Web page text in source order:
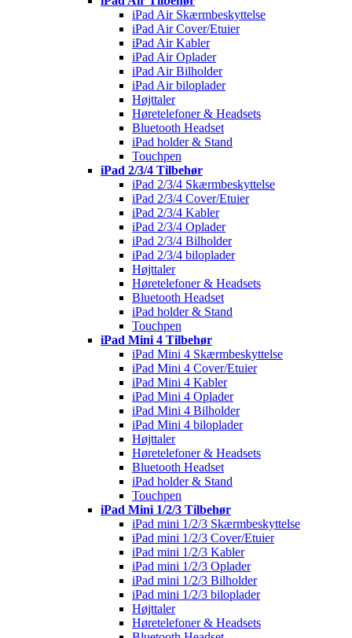
iPad Air Skærmbeskyttelse
iPad Air Cover/Etuier
iPad Air Kabler
iPad Air Oplader
iPad Air Bilholder
iPad Air biloplader
Højttaler
Høretelefoner & Headsets
Bluetooth Headset
iPad holder & Stand
Touchpen
iPad 2/3/4 Tilbehør
iPad 2/3/4 Skærmbeskyttelse
iPad 2/3/4 Cover/Etuier
iPad 2/3/4 Kabler
iPad 2/3/4 Oplader
iPad 2/3/4 Bilholder
iPad 2/3/4 biloplader
Højttaler
Høretelefoner & Headsets
Bluetooth Headset
iPad holder & Stand
Touchpen
iPad Mini 4 Tilbehør
iPad Mini 4 Skærmbeskyttelse
iPad Mini 4 Cover/Etuier
iPad Mini 4 Kabler
iPad Mini 4 Oplader
iPad Mini 4 Bilholder
iPad Mini 4 biloplader
Højttaler
Høretelefoner & Headsets
Bluetooth Headset
iPad holder & Stand
Touchpen
iPad Mini 1/2/3 Tilbehør
iPad mini 1/2/3 Skærmbeskyttelse
iPad mini 1/2/3 Cover/Etuier
iPad mini 1/2/3 Kabler
iPad mini 1/2/3 Oplader
iPad mini 1/2/3 Bilholder
iPad mini 1/2/3 biloplader
Højttaler
Høretelefoner & Headsets